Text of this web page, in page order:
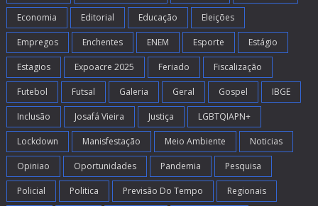
Economia Editorial Educação Eleições
Empregos Enchentes ENEM Esporte Estágio
Estagios Expoacre 2025 Feriado Fiscalização
Futebol Futsal Galeria Geral Gospel IBGE
Inclusão Josafá Vieira Justiça LGBTQIAPN+
Lockdown Manisfestação Meio Ambiente Noticias
Opiniao Oportunidades Pandemia Pesquisa
Policial Politica Previsão Do Tempo Regionais